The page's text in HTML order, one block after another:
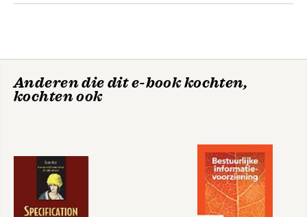
Anderen die dit e-book kochten,
kochten ook